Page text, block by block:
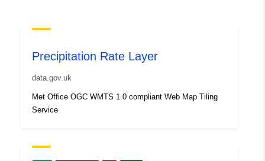
Precipitation Rate Layer
data.gov.uk
Met Office OGC WMTS 1.0 compliant Web Map Tiling
Service